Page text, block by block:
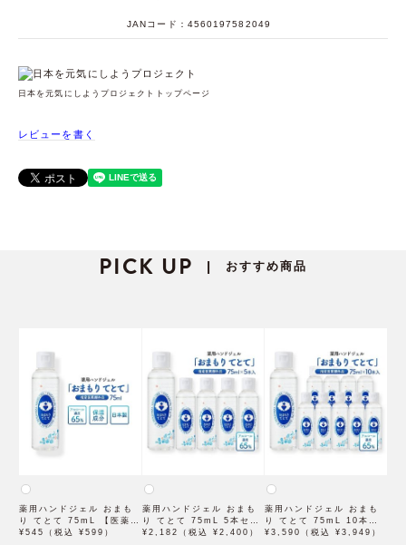
JANコード：4560197582049
日本を元気にしようプロジェクトトップページ
レビューを書く
PICK UP | おすすめ商品
薬用ハンドジェル おまも
り てとて 75mL 【医薬部
外品】
¥545（税込 ¥599）
薬用ハンドジェル おまも
り てとて 75mL 5本セッ
ト 【医薬部外品】
¥2,182（税込 ¥2,400）
薬用ハンドジェル おまも
り てとて 75mL 10本セ
ット 【医薬部外品】
¥3,590（税込 ¥3,949）